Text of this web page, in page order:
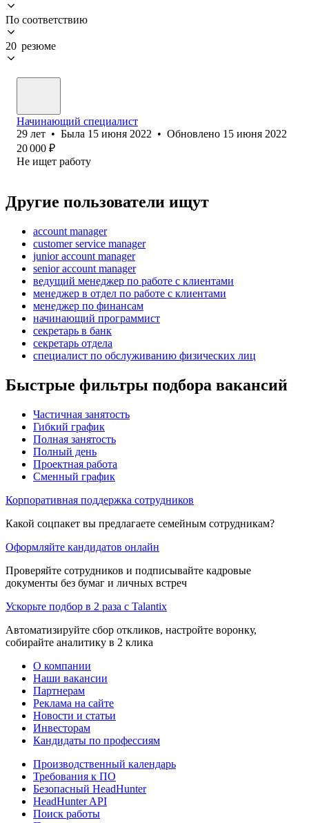
По соответствию
20 резюме
Начинающий специалист
29 лет • Была 15 июня 2022 • Обновлено 15 июня 2022
20 000 ₽
Не ищет работу
Другие пользователи ищут
account manager
customer service manager
junior account manager
senior account manager
ведущий менеджер по работе с клиентами
менеджер в отдел по работе с клиентами
менеджер по финансам
начинающий программист
секретарь в банк
секретарь отдела
специалист по обслуживанию физических лиц
Быстрые фильтры подбора вакансий
Частичная занятость
Гибкий график
Полная занятость
Полный день
Проектная работа
Сменный график
Корпоративная поддержка сотрудников
Какой соцпакет вы предлагаете семейным сотрудникам?
Оформляйте кандидатов онлайн
Проверяйте сотрудников и подписывайте кадровые
документы без бумаг и личных встреч
Ускорьте подбор в 2 раза с Talantix
Автоматизируйте сбор откликов, настройте воронку,
собирайте аналитику в 2 клика
О компании
Наши вакансии
Партнерам
Реклама на сайте
Новости и статьи
Инвесторам
Кандидаты по профессиям
Производственный календарь
Требования к ПО
Безопасный HeadHunter
HeadHunter API
Поиск работы